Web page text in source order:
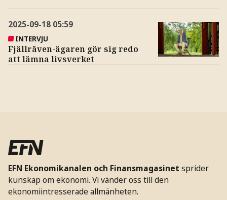
2025-09-18 05:59
INTERVJU
Fjällräven-ägaren gör sig redo
att lämna livsverket
EFN Ekonomikanalen och Finansmagasinet sprider
kunskap om ekonomi. Vi vänder oss till den
ekonomiintresserade allmänheten.